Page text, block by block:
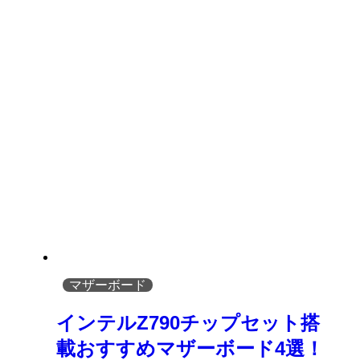
マザーボード
インテルZ790チップセット搭
載おすすめマザーボード4選！